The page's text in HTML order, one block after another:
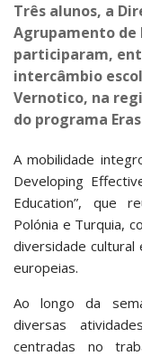
Três alunos, a
Agrupamento de
participaram,
intercâmbio
Vernotico, na
do programa
A mobilidade
Developing
Education”, que
Polónia e Turquia,
diversidade
europeias.
Ao longo da
diversas
centradas no